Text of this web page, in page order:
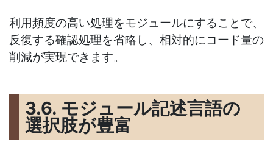
利用頻度の高い処理をモジュールにすることで、
反復する確認処理を省略し、相対的にコード量の
削減が実現できます。
3.6. モジュール記述言語の
選択肢が豊富